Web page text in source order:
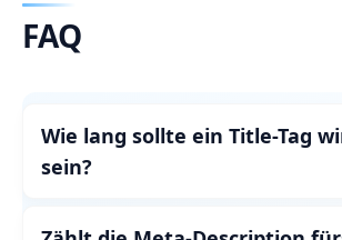
FAQ
Wie lang sollte ein Title-Tag
sein?